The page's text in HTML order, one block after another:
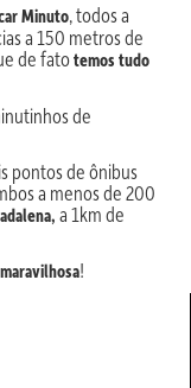
Minuto, todos a
a 150 metros de
de fatotemos tudo
de
pontos de ônibus
a menos de 200
a 1km de
!